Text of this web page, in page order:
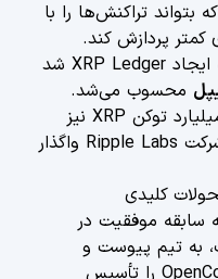
بتواند تراکنش‌ها را با
کمتر پردازش کند.
در اوایل ۲۰۱۲، این تیم موفق به ایجاد XRP Ledger شد
محسوب می‌شد.
همزمان با راه‌اندازی شبکه، ۱۰۰ میلیارد توکن XRP نیز
ایجاد شد که ۸۰ میلیارد آن به شرکت Ripple Labs واگذار
لارسن که سابقه موفقیت در
به تیم پیوست و
همراه با جد مک‌کالب، شرکت OpenCoin را تأسیس